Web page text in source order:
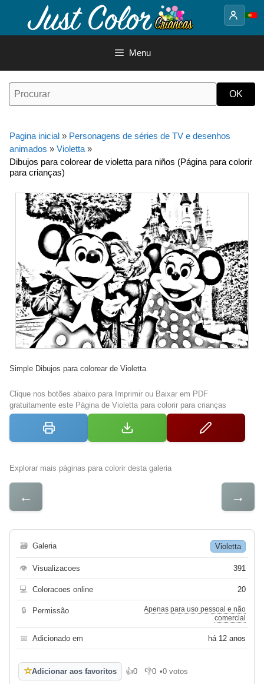
o
Menu
Pagina inicial » Personagens de séries de TV e desenhos
animados » Violetta »
Dibujos para colorear de violetta para niños (Página para colorir
para crianças)
Simple Dibujos para colorear de Violetta
Clique nos botões abaixo para Imprimir ou Baixar em PDF
gratuitamente este Página de Violetta para colorir para crianças
Explorar mais páginas para colorir desta galeria
← →
🗃 Galeria Violetta
👁 Visualizacoes 391
💻 Coloracoes online 20
🔒 Permissão
Apenas para uso pessoal e não
comercial
📅 Adicionado em há 12 anos
☆Adicionar aos favoritos 👍0
Gosto👎0
Não gosto
•0 votos